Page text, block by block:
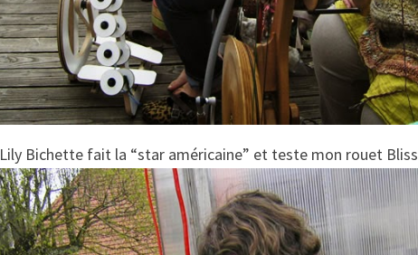
Lily Bichette fait la “star américaine” et teste mon rouet Bliss